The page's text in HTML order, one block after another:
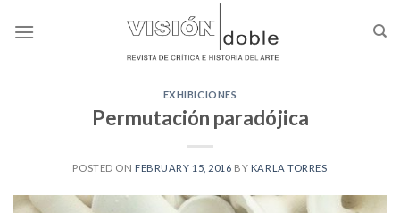
EXHIBICIONES
Permutación paradójica
POSTED ON FEBRUARY 15, 2016 BY KARLA TORRES